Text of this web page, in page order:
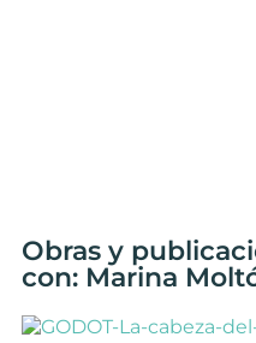
Obras y
con: Marina